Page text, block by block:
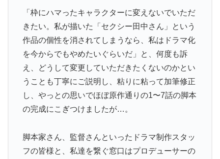
「枠にハマったキャラクターに変えないでいただ
きたい。私が描いた「セクシー田中さん」という
作品の個性を消されてしまうなら、私はドラマ化
を今からでもやめたいぐらいだ」と、何度も訴
え、どうして変更していただきたくないのかとい
うことも丁寧にご説明し、粘りに粘って加筆修正
し、やっとの思いでほぼ原作通りの1〜7話の脚本
の完成にこぎつけましたが…。
脚本家さん、監督さんといったドラマ制作スタッ
フの皆様と、私達を繋ぐ窓口はプロデューサーの